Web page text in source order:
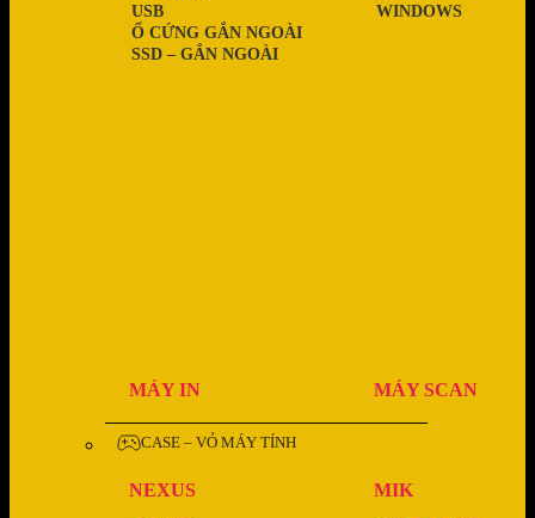
SSD – GẮN NGOÀI
Ổ CỨNG GẮN NGOÀI
USB WINDOWS
MÁY IN MÁY SCAN
CASE – VỎ MÁY TÍNH
NEXUS
MIK